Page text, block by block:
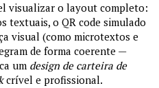
visualizar o layout completo:
textuais, o QR code simulado
visual (como microtextos e
de forma coerente —
um design de carteira de
crível e profissional.